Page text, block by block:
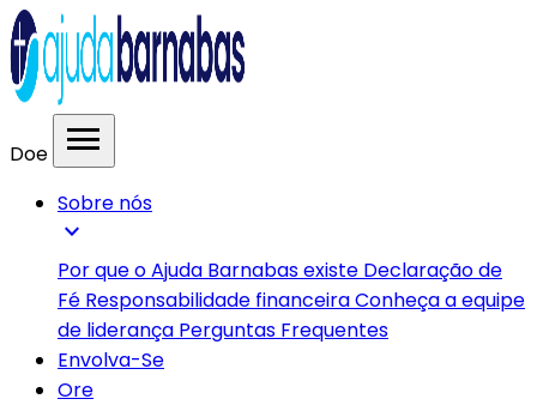
Doe menu
Sobre nós
expand_more
Por que o Ajuda Barnabas existe Declaração de
Fé Responsabilidade financeiraConheça a equipe
de liderança Perguntas Frequentes
Envolva-Se
Ore